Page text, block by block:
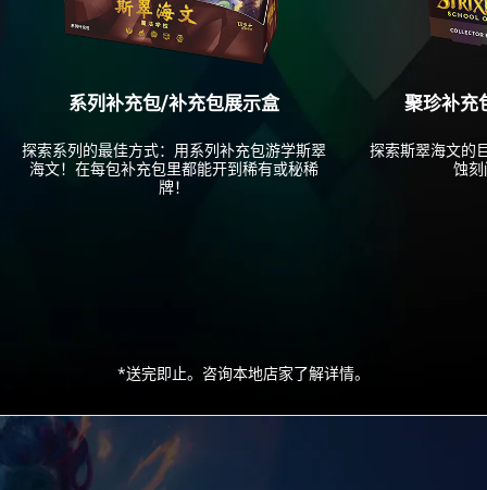
系列补充包/补充包展示盒
探索系列的最佳方式：用系列补充包游学斯翠
海文！在每包补充包里都能开到稀有或秘稀
牌！
聚珍补充
探索斯翠海文的
蚀
*送完即止。咨询本地店家了解详情。